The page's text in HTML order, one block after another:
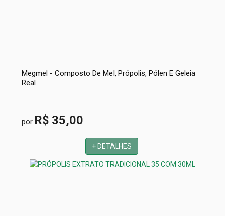
Megmel - Composto De Mel, Própolis, Pólen E Geleia
Real
por R$ 35,00
+ DETALHES